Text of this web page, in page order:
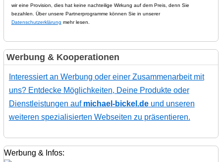
wir eine Provision, dies hat keine nachteilige Wirkung auf dem Preis, denn Sie
bezahlen. Über unsere Partnerprogramme können Sie in unserer
Datenschutzerklärung mehr lesen.
Werbung & Kooperationen
Interessiert an Werbung oder einer Zusammenarbeit mit
uns? Entdecke Möglichkeiten, Deine Produkte oder
Dienstleistungen auf michael-bickel.deund unseren
weiteren spezialisierten Webseiten zu präsentieren.
Werbung & Infos: